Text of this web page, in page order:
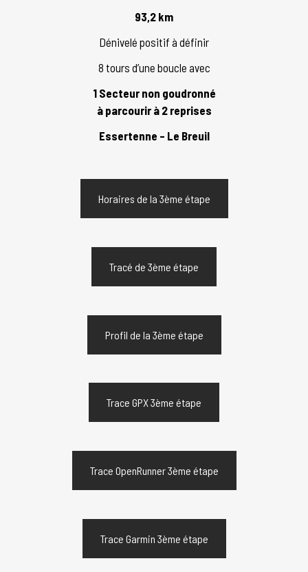
93,2 km
Dénivelé positif à définir
8 tours d’une boucle avec
1 Secteur non goudronné
à parcourir à 2 reprises
Essertenne – Le Breuil
Horaires de la 3ème étape
Tracé de 3ème étape
Profil de la 3ème étape
Trace GPX 3ème étape
Trace OpenRunner 3ème étape
Trace Garmin 3ème étape